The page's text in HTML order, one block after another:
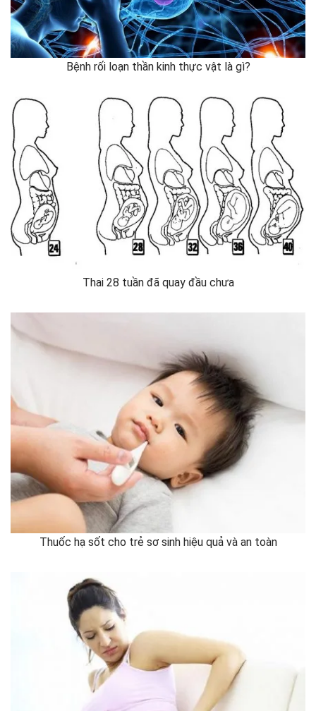
Bệnh rối loạn thần kinh thực vật là gì?
Thai 28 tuần đã quay đầu chưa
Thuốc hạ sốt cho trẻ sơ sinh hiệu quả và an toàn